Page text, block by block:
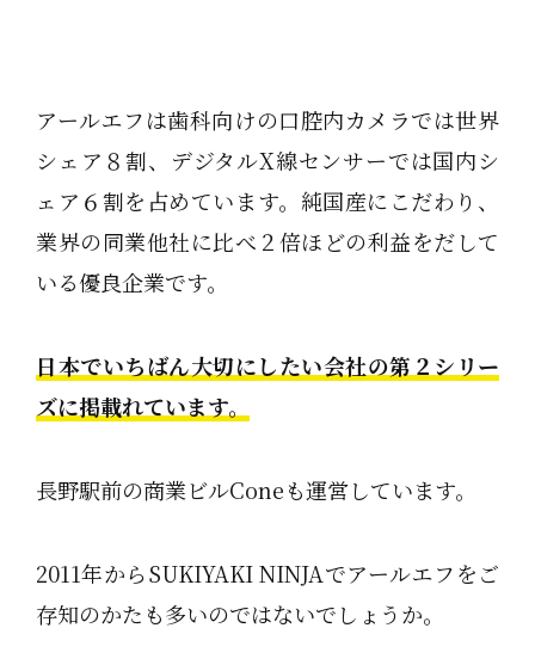
アールエフは歯科向けの口腔内カメラでは世界
シェア８割、デジタルX線センサーでは国内シ
ェア６割を占めています。純国産にこだわり、
業界の同業他社に比べ２倍ほどの利益をだして
いる優良企業です。
日本でいちばん大切にしたい会社の第２シリー
ズに掲載れています。
長野駅前の商業ビルConeも運営しています。
2011年からSUKIYAKI NINJAでアールエフをご
存知のかたも多いのではないでしょうか。